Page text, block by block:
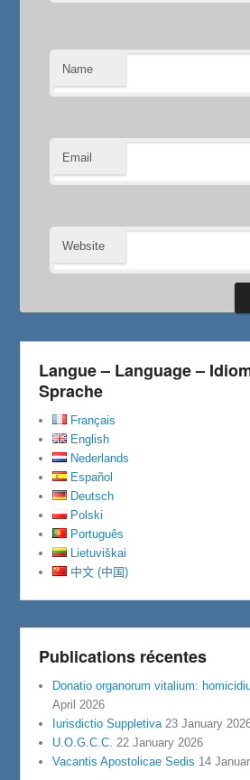
Name
Email
Website
Langue – Language –
Sprache
Français
English
Nederlands
Español
Deutsch
Polski
Português
Lietuviškai
中文 (中国)
Publications récentes
Donatio organorum vitalium:
April 2026
Iurisdictio Suppletiva 23 January
U.O.G.C.C. 22 January 2026
Vacantis Apostolicae Sedis 14